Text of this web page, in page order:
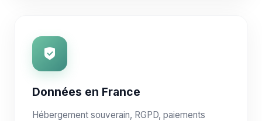
Données en France
Hébergement souverain, RGPD, paiements